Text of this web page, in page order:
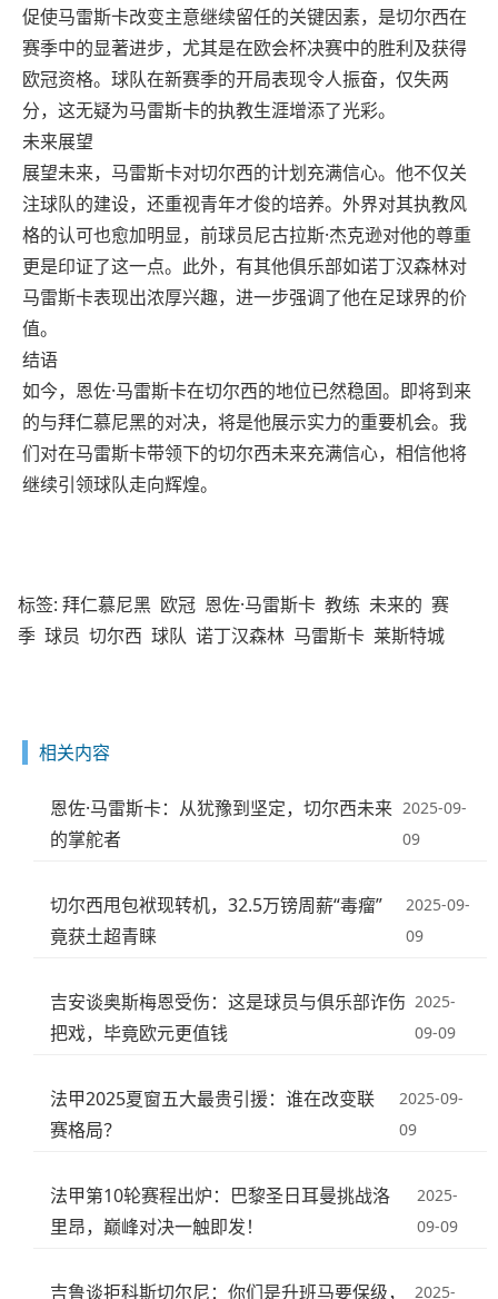
促使马雷斯卡改变主意继续留任的关键因素，是切尔西在
赛季中的显著进步，尤其是在欧会杯决赛中的胜利及获得
欧冠资格。球队在新赛季的开局表现令人振奋，仅失两
分，这无疑为马雷斯卡的执教生涯增添了光彩。
未来展望
展望未来，马雷斯卡对切尔西的计划充满信心。他不仅关
注球队的建设，还重视青年才俊的培养。外界对其执教风
格的认可也愈加明显，前球员尼古拉斯·杰克逊对他的尊重
更是印证了这一点。此外，有其他俱乐部如诺丁汉森林对
马雷斯卡表现出浓厚兴趣，进一步强调了他在足球界的价
值。
结语
如今，恩佐·马雷斯卡在切尔西的地位已然稳固。即将到来
的与拜仁慕尼黑的对决，将是他展示实力的重要机会。我
们对在马雷斯卡带领下的切尔西未来充满信心，相信他将
继续引领球队走向辉煌。
标签: 拜仁慕尼黑 欧冠 恩佐·马雷斯卡 教练 未来的 赛
季 球员 切尔西 球队 诺丁汉森林 马雷斯卡 莱斯特城
相关内容
恩佐·马雷斯卡：从犹豫到坚定，切尔西未来
的掌舵者
2025-09-
09
切尔西甩包袱现转机，32.5万镑周薪“毒瘤”
竟获土超青睐
2025-09-
09
吉安谈奥斯梅恩受伤：这是球员与俱乐部诈伤
把戏，毕竟欧元更值钱
2025-
09-09
法甲2025夏窗五大最贵引援：谁在改变联
赛格局？
2025-09-
09
法甲第10轮赛程出炉：巴黎圣日耳曼挑战洛
里昂，巅峰对决一触即发！
2025-
09-09
吉鲁谈拒科斯切尔尼：你们是升班马要保级，
2025-